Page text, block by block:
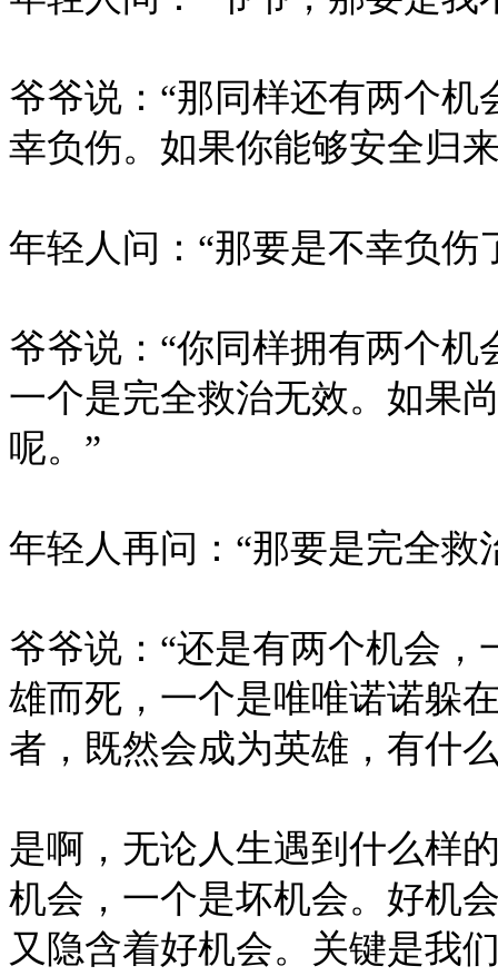
爷爷说：“那同样还有两个
幸负伤。如果你能够安全归
年轻人问：“那要是不幸负伤
爷爷说：“你同样拥有两个
一个是完全救治无效。如果
呢。”
年轻人再问：“那要是完全救
爷爷说：“还是有两个机会
雄而死，一个是唯唯诺诺躲
者，既然会成为英雄，有什
是啊，无论人生遇到什么样
机会，一个是坏机会。好机
又隐含着好机会。关键是我